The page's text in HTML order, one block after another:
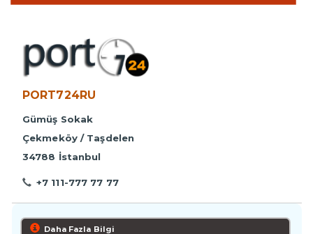
PORT724RU
Gümüş Sokak
Çekmeköy / Taşdelen
34788 İstanbul
+7 111-777 77 77
Daha Fazla Bilgi